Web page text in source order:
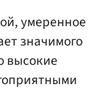
умеренное
значимого
высокие